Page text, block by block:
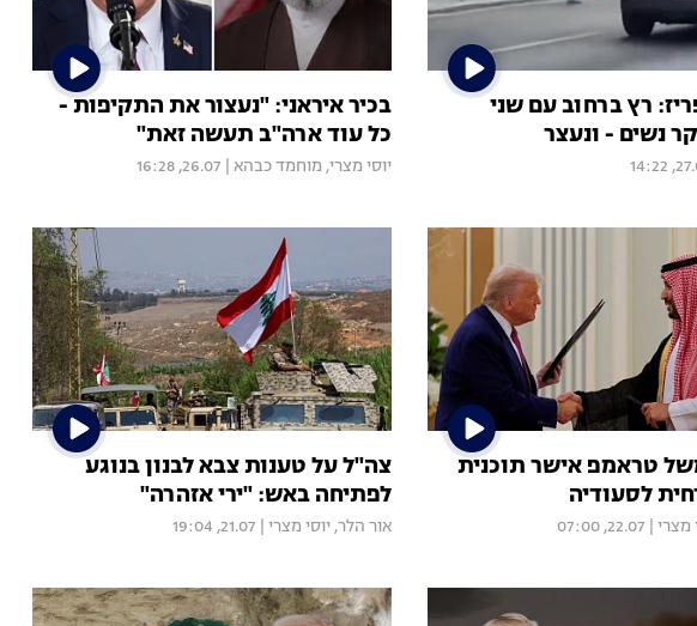
רץ ברחוב עם שני
נשים - ונעצר
27.07,
בכיר איראני: "נעצור את התקיפות -
כל עוד ארה"ב תעשה זאת"
יוסי מצרי, מוחמד כבהא 26.07, 16:28
טראמפ אישר תוכנית
לסעודיה
מצרי 22.07, 07:00
צה"ל על טענות צבא לבנון בנוגע
לפתיחה באש: "ירי אזהרה"
אור הלר, יוסי מצרי 21.07, 19:04